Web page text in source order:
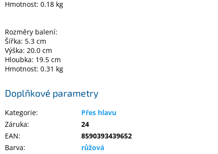
Hmotnost: 0.18 kg
Rozměry balení:
Šířka: 5.3 cm
Výška: 20.0 cm
Hloubka: 19.5 cm
Hmotnost: 0.31 kg
Doplňkové parametry
Kategorie:
Přes hlavu
Záruka:
24
EAN:
8590393439652
Barva:
růžová